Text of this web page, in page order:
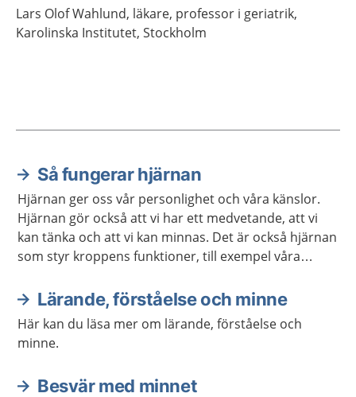
Lars OlofWahlund, läkare, professor i geriatrik,
Karolinska Institutet, Stockholm
Aktuella artiklar
Så fungerar hjärnan
Hjärnan ger oss vår personlighet och våra känslor.
Hjärnan gör också att vi har ett medvetande, att vi
kan tänka och att vi kan minnas. Det är också hjärnan
som styr kroppens funktioner, till exempel våra
Lärande, förståelse och minne
Här kan du läsa mer om lärande, förståelse och
minne.
Besvär med minnet